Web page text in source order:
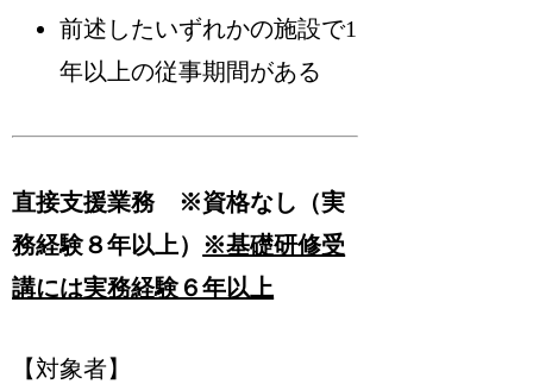
前述したいずれかの施設で1
年以上の従事期間がある
直接支援業務 ※資格なし（実
務経験８年以上） ※基礎研修受
講には実務経験６年以上
【対象者】